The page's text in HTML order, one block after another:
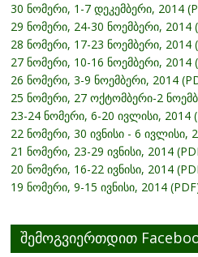
30 ნომერი, 1-7 დეკემბერი, 2014
29 ნომერი, 24-30 ნოემბერი, 2014
28 ნომერი, 17-23 ნოემბერი, 2014
27 ნომერი, 10-16 ნოემბერი, 2014
26 ნომერი, 3-9 ნოემბერი, 2014
25 ნომერი, 27 ოქტომბერი-2
23-24 ნომერი, 6-20 ივლისი, 2014
22 ნომერი, 30 ივნისი - 6 ივლისი,
21 ნომერი, 23-29 ივნისი, 2014
20 ნომერი, 16-22 ივნისი, 2014
19 ნომერი, 9-15 ივნისი, 2014
შემოგვიერთდით